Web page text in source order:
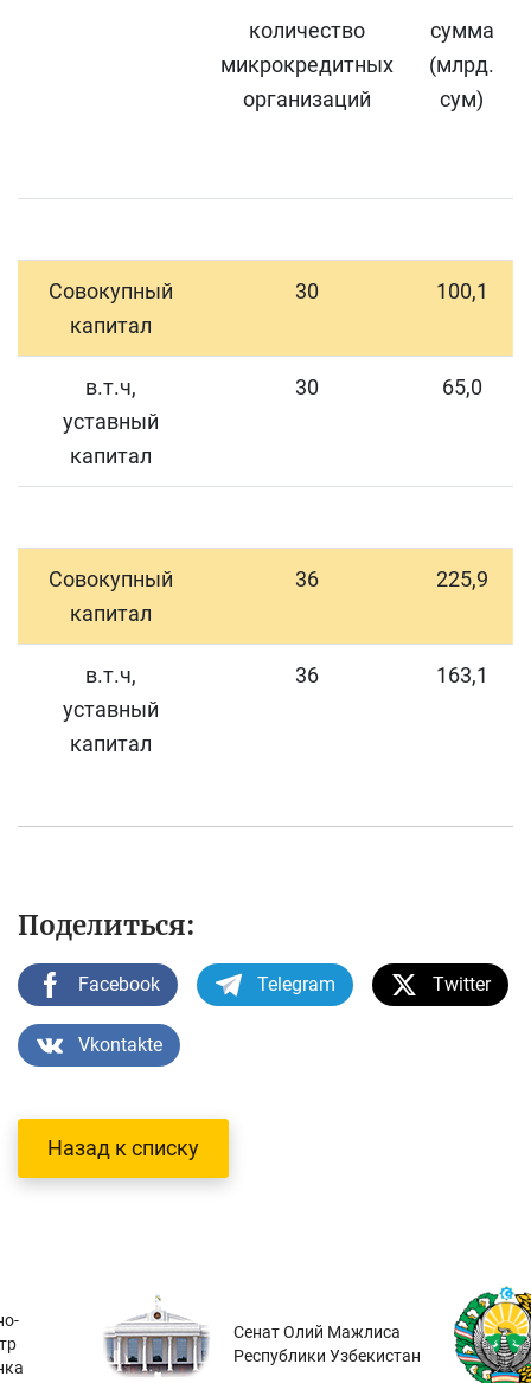
количество
микрокредитных
организаций
сумма
(млрд.
сум)
Совокупный
капитал
30 100,1
в.т.ч,
уставный
капитал
30 65,0
Совокупный
капитал
36 225,9
в.т.ч,
уставный
капитал
36 163,1
Поделиться:
Facebook Telegram Twitter
Vkontakte
Назад к списку
Сенат Олий Мажлиса
Республики Узбекистан